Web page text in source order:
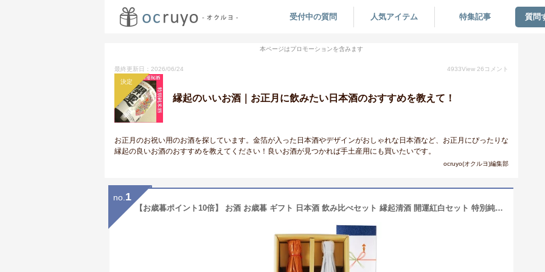
受付中の質問 人気アイテム 特集記事 質問
本ページはプロモーションを含みます
最終更新日：2026/06/24 4933View 26 コメント
決定
縁起のいいお酒｜お正月に飲みたい日本酒のおすすめを教えて！
お正月のお祝い用のお酒を探しています。金箔が入った日本酒やデザインがおしゃれな日本酒など、お正月にぴったりな
縁起の良いお酒のおすすめを教えてください！良いお酒が見つかれば手土産用にも買いたいです。
ocruyo(オクルヨ)編集部
no. 1
【お歳暮ポイント10倍】 お酒 お歳暮 ギフト 日本酒 飲み比べセット 縁起清酒 開運紅白セット 特別純米＆特別本醸造 祝酒 ギフト ボックス入り 送料無料 楽ギフ 地鎮祭 開業祝い 開店祝い コンビニ受取対応商品 プレゼント